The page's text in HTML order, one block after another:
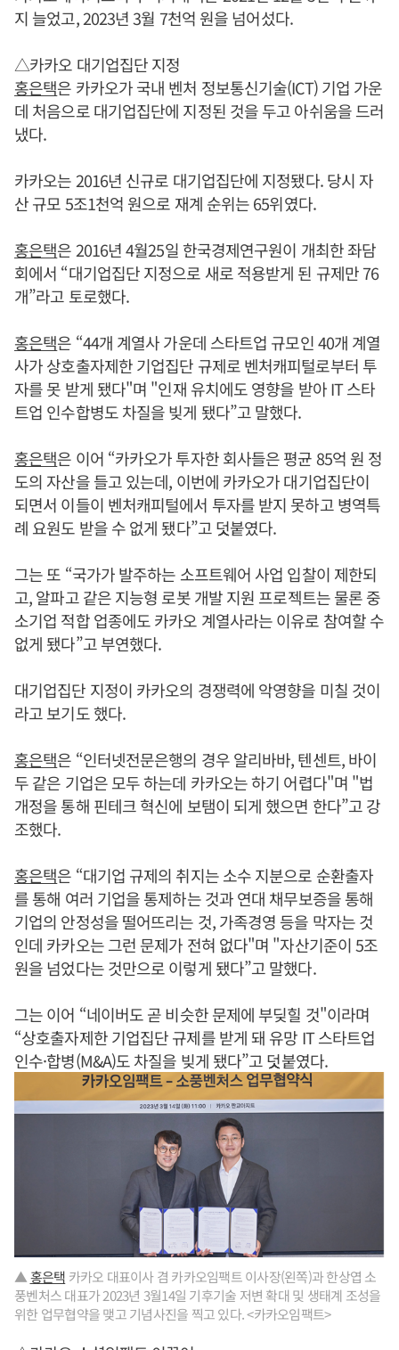
지 늘었고, 2023년 3월 7천억 원을 넘어섰다.
△카카오 대기업집단 지정
홍은택은 카카오가 국내 벤처 정보통신기술(ICT) 기업 가운
데 처음으로 대기업집단에 지정된 것을 두고 아쉬움을 드러
냈다.
카카오는 2016년 신규로 대기업집단에 지정됐다. 당시 자
산 규모 5조1천억 원으로 재계 순위는 65위였다.
홍은택은 2016년 4월25일 한국경제연구원이 개최한 좌담
회에서 “대기업집단 지정으로 새로 적용받게 된 규제만 76
개”라고 토로했다.
홍은택은 “44개 계열사 가운데 스타트업 규모인 40개 계열
사가 상호출자제한 기업집단 규제로 벤처캐피털로부터 투
자를 못 받게 됐다"며 "인재 유치에도 영향을 받아 IT 스타
트업 인수합병도 차질을 빚게 됐다”고 말했다.
홍은택은 이어 “카카오가 투자한 회사들은 평균 85억 원 정
도의 자산을 들고 있는데, 이번에 카카오가 대기업집단이
되면서 이들이 벤처캐피털에서 투자를 받지 못하고 병역특
례 요원도 받을 수 없게 됐다”고 덧붙였다.
그는 또 “국가가 발주하는 소프트웨어 사업 입찰이 제한되
고, 알파고 같은 지능형 로봇 개발 지원 프로젝트는 물론 중
소기업 적합 업종에도 카카오 계열사라는 이유로 참여할 수
없게 됐다”고 부연했다.
대기업집단 지정이 카카오의 경쟁력에 악영향을 미칠 것이
라고 보기도 했다.
홍은택은 “인터넷전문은행의 경우 알리바바, 텐센트, 바이
두 같은 기업은 모두 하는데 카카오는 하기 어렵다"며 "법
개정을 통해 핀테크 혁신에 보탬이 되게 했으면 한다”고 강
조했다.
홍은택은 “대기업 규제의 취지는 소수 지분으로 순환출자
를 통해 여러 기업을 통제하는 것과 연대 채무보증을 통해
기업의 안정성을 떨어뜨리는 것, 가족경영 등을 막자는 것
인데 카카오는 그런 문제가 전혀 없다"며 "자산기준이 5조
원을 넘었다는 것만으로 이렇게 됐다”고 말했다.
그는 이어 “네이버도 곧 비슷한 문제에 부딪힐 것"이라며
“상호출자제한 기업집단 규제를 받게 돼 유망 IT 스타트업
인수·합병(M&A)도 차질을 빚게 됐다”고 덧붙였다.
▲홍은택 카카오 대표이사 겸 카카오임팩트 이사장(왼쪽)과 한상엽 소
풍벤처스 대표가 2023년 3월14일 기후기술 저변 확대 및 생태계 조성을
위한 업무협약을 맺고 기념사진을 찍고 있다. <카카오임팩트>